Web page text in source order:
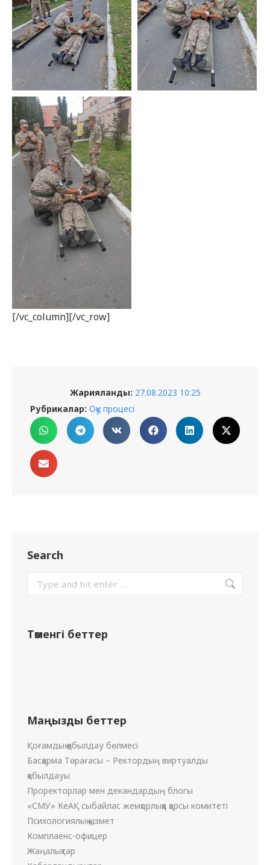
[/vc_column][/vc_row]
Жарияланды: 27.08.2023 10:25
Рубрикалар: Оқу процесі
Search
Төменгі беттер
Маңызды беттер
Қоғамдық қабылдау бөлмесі
Басқарма Төрағасы – Ректордың виртуалды
қабылдауы
Проректорлар мен декандардың блогы
«СМУ» КеАҚ сыбайлас жемқорлыққа қарсы комитеті
Психологиялық қызмет
Комплаенс-офицер
Жаңалықтар